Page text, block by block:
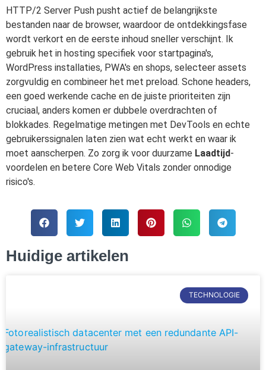
HTTP/2 Server Push pusht actief de belangrijkste
bestanden naar de browser, waardoor de ontdekkingsfase
wordt verkort en de eerste inhoud sneller verschijnt. Ik
gebruik het in hosting specifiek voor startpagina's,
WordPress installaties, PWA's en shops, selecteer assets
zorgvuldig en combineer het met preload. Schone headers,
een goed werkende cache en de juiste prioriteiten zijn
cruciaal, anders komen er dubbele overdrachten of
blokkades. Regelmatige metingen met DevTools en echte
gebruikerssignalen laten zien wat echt werkt en waar ik
moet aanscherpen. Zo zorg ik voor duurzame Laadtijd-
voordelen en betere Core Web Vitals zonder onnodige
risico's.
Huidige artikelen
TECHNOLOGIE